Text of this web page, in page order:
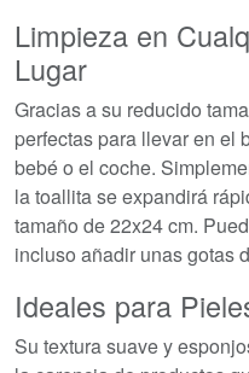
Limpieza en
Lugar
Gracias a su reducido
perfectas para llevar en el
bebé o el coche.
la toallita se expandirá
tamaño de 22x24 cm.
incluso añadir unas gotas
Ideales para
Su textura suave y